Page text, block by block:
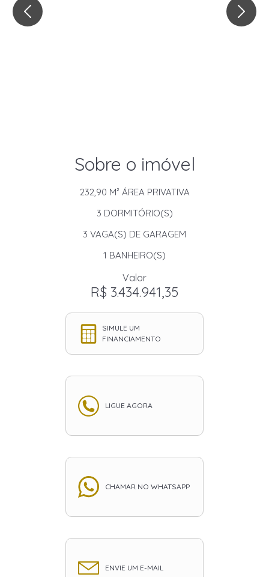
Sobre o imóvel
232,90 M² ÁREA PRIVATIVA
3 DORMITÓRIO(S)
3 VAGA(S) DE GARAGEM
1 BANHEIRO(S)
Valor
R$ 3.434.941,35
SIMULE UM
FINANCIAMENTO
LIGUE AGORA
CHAMAR NO WHATSAPP
ENVIE UM E-MAIL